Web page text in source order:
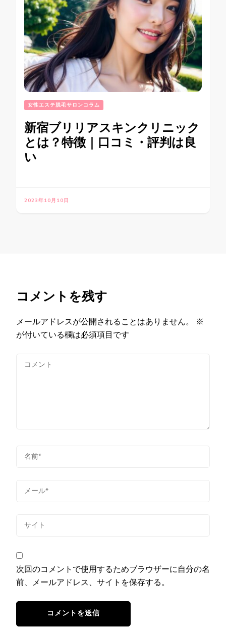
女性エステ脱毛サロンコラム
新宿ブリリアスキンクリニック
とは？特徴｜口コミ・評判は良
い
2023年10月10日
コメントを残す
メールアドレスが公開されることはありません。
※
が付いている欄は必須項目です
次回のコメントで使用するためブラウザーに自分の名
前、メールアドレス、サイトを保存する。